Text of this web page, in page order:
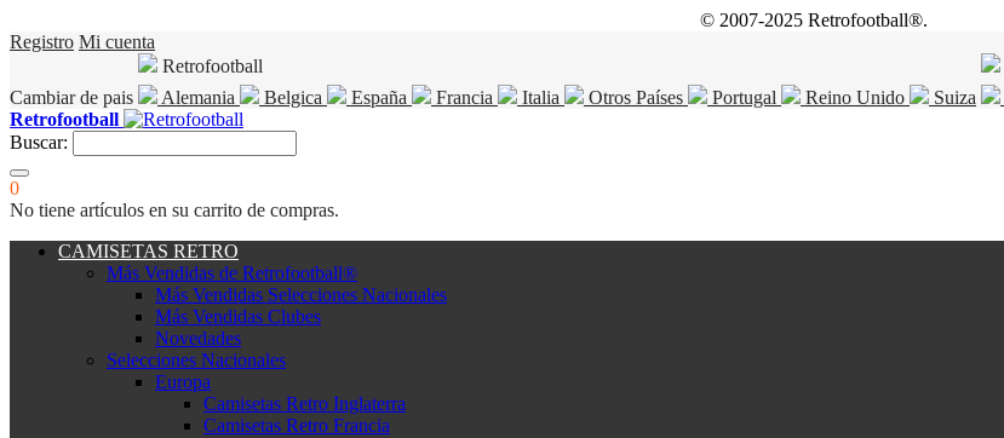
© 2007-2025 Retrofootball®.
Registro Mi cuenta
Cambiar de pais
Retrofootball
Alemania
Belgica España Francia Italia Otros Países Portugal Reino Unido Suiza
Retrofootball
Buscar:
0
No tiene artículos en su carrito de compras.
CAMISETAS RETRO
Más Vendidas de Retrofootball®
Más Vendidas Selecciones Nacionales
Más Vendidas Clubes
Novedades
Selecciones Nacionales
Europa
Camisetas Retro Inglaterra
Camisetas Retro Francia